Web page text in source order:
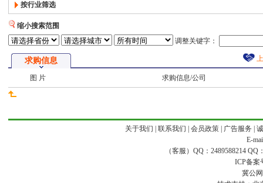
按行业筛选
缩小搜索范围
调整关键字：
求购信息
图 片 求购信息/公司
关于我们 联系我们 会员政策| 广告服务
E-
（客服）QQ：2489588214 QQ
ICP备案
冀公